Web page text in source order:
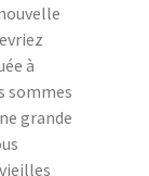
à
sommes
grande